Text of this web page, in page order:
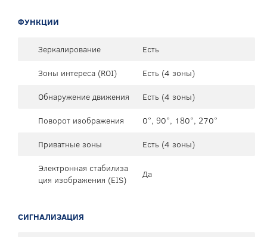
ФУНКЦИИ
Зеркалирование
Есть
Зоны интереса (ROI)
Есть (4 зоны)
Обнаружение движения
Есть (4 зоны)
Поворот изображения
0°, 90°, 180°, 270°
Приватные зоны
Есть (4 зоны)
Электронная стабилиза
ция изображения (EIS)
Да
СИГНАЛИЗАЦИЯ